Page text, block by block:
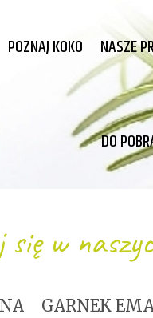
POZNAJ KOKO NASZE
DO
się w
GARNEK